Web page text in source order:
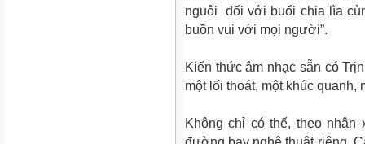
nguôi đối với buổi chia lìa
buồn vui với mọi người”.
Kiến thức âm nhạc sẵn có
một lối thoát, một khúc
Không chỉ có thế, theo nhận